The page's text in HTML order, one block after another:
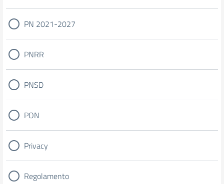
PN 2021-2027
PNRR
PNSD
PON
Privacy
Regolamento